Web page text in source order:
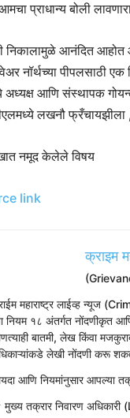
प्राधान्य बोली
निकालामुळे आनंदित आहोत
नॉर्थच्या पीपलसाठी
आणि संस्थापक
लखनौ फ्रँचायझीला
नमूद केलेले विषय
link
क्राइम
महाराष्ट्र लाईव्ह न्यूज
नियम १८ अंतर्गत नोंदणीकृत
बातमी, लेख किंवा
लेखी नोंदणी करू
आणि नियमांनुसार आपल्या
मुख्य तक्रार निवारण अधिकारी